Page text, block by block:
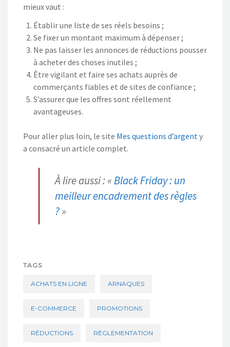
mieux vaut :
Établir une liste de ses réels besoins ;
Se fixer un montant maximum à dépenser ;
Ne pas laisser les annonces de réductions pousser
à acheter des choses inutiles ;
Être vigilant et faire ses achats auprès de
commerçants fiables et de sites de confiance ;
S’assurer que les offres sont réellement
avantageuses.
Pour aller plus loin, le site Mes questions d’argent y
a consacré un article complet.
À lire aussi : «Black Friday : un
meilleur encadrement des règles
?»
TAGS
ACHATS EN LIGNE ARNAQUES
E-COMMERCE PROMOTIONS
RÉDUCTIONS RÉGLEMENTATION